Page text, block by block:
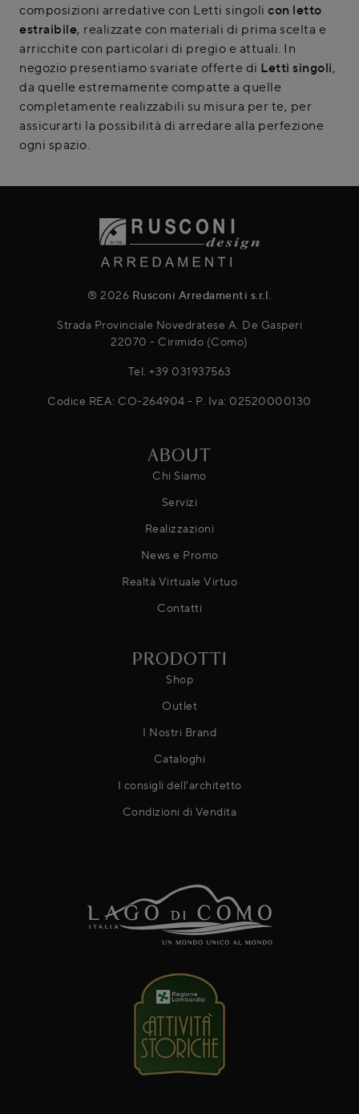
composizioni arredative con Letti singoli con letto
estraibile, realizzate con materiali di prima scelta e
arricchite con particolari di pregio e attuali. In
negozio presentiamo svariate offerte di Letti singoli,
da quelle estremamente compatte a quelle
completamente realizzabili su misura per te, per
assicurarti la possibilità di arredare alla perfezione
ogni spazio.
® 2026 Rusconi Arredamenti s.r.l.
Strada Provinciale Novedratese A. De Gasperi
22070 - Cirimido (Como)
Tel. +39 031937563
Codice REA: CO-264904 - P. Iva: 02520000130
ABOUT
Chi Siamo
Servizi
Realizzazioni
News e Promo
Realtà Virtuale Virtuo
Contatti
PRODOTTI
Shop
Outlet
I Nostri Brand
Cataloghi
I consigli dell'architetto
Condizioni di Vendita